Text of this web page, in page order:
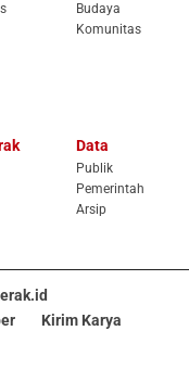
Budaya
Komunitas
Data
Publik
Pemerintah
Arsip
Kirim Karya